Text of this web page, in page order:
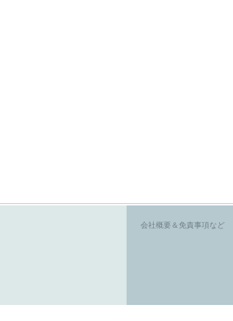
会社概要＆免責事項など